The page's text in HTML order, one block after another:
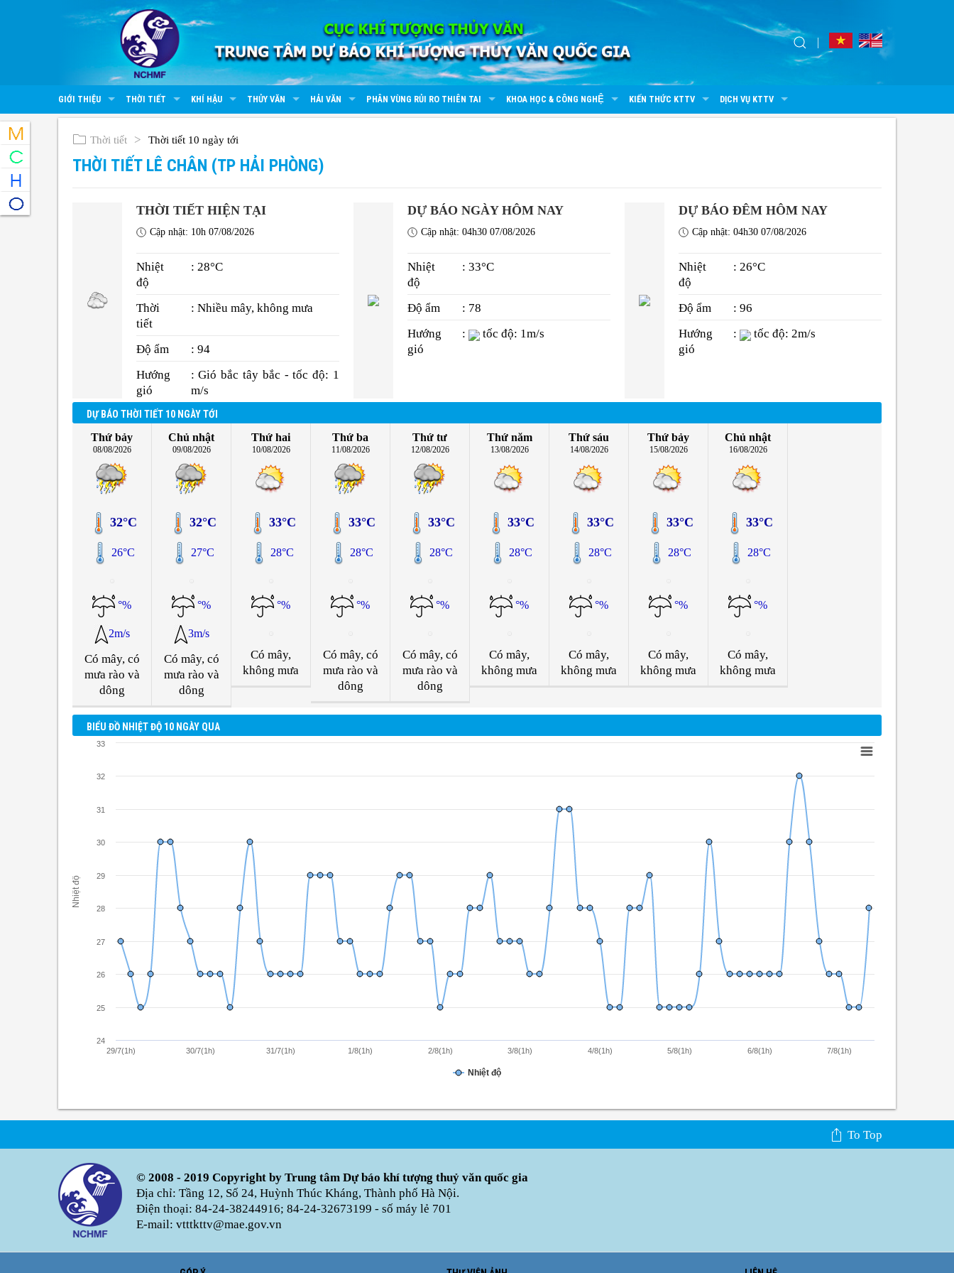
GIỚI THIỆU THỜI TIẾT KHÍ HẬU THỦY VĂN HẢI VĂN PHÂN VÙNG RỦI RO THIÊN TAI KHOA HỌC & CÔNG NGHỆ KIẾN THỨC KTTV DỊCH VỤ KTTV
Thời tiết Thời tiết 10 ngày tới
THỜI TIẾT LÊ CHÂN (TP HẢI PHÒNG)
THỜI TIẾT HIỆN TẠI
Cập nhật: 10h 07/08/2026
Nhiệt
độ
: 28°C
Thời
tiết
: Nhiều mây, không mưa
Độ ẩm
: 94
Hướng
gió
: Gió bắc tây bắc - tốc độ: 1
m/s
DỰ BÁO NGÀY HÔM NAY
Cập nhật: 04h30 07/08/2026
Nhiệt
độ
: 33°C
Độ ẩm
: 78
Hướng
gió
: tốc độ: 1m/s
DỰ BÁO ĐÊM HÔM NAY
Cập nhật: 04h30 07/08/2026
Nhiệt
độ
: 26°C
Độ ẩm
: 96
Hướng
gió
: tốc độ: 2m/s
DỰ BÁO THỜI TIẾT 10 NGÀY TỚI
Thứ bảy
08/08/2026
32°C
26°C
°%
2m/s
Có mây, có
mưa rào và
dông
Chủ nhật
09/08/2026
32°C
27°C
°%
3m/s
Có mây, có
mưa rào và
dông
Thứ hai
10/08/2026
33°C
28°C
°%
Có mây,
không mưa
Thứ ba
11/08/2026
33°C
28°C
°%
Có mây, có
mưa rào và
dông
Thứ tư
12/08/2026
33°C
28°C
°%
Có mây, có
mưa rào và
dông
Thứ năm
13/08/2026
33°C
28°C
°%
Có mây,
không mưa
Thứ sáu
14/08/2026
33°C
28°C
°%
Có mây,
không mưa
Thứ bảy
15/08/2026
33°C
28°C
°%
Có mây,
không mưa
Chủ nhật
16/08/2026
33°C
28°C
°%
Có mây,
không mưa
BIỂU ĐỒ NHIỆT ĐỘ 10 NGÀY QUA
Nhiệt độ
Nhiệt độ
29/7(1h) 30/7(1h) 31/7(1h) 1/8(1h) 2/8(1h) 3/8(1h) 4/8(1h) 5/8(1h) 6/8(1h) 7/8(1h)
24
25
26
27
28
29
30
31
32
33
To Top
© 2008 - 2019 Copyright by Trung tâm Dự báo khí tượng thuỷ văn quốc gia
Địa chỉ: Tầng 12, Số 24, Huỳnh Thúc Kháng, Thành phố Hà Nội.
Điện thoại: 84-24-38244916; 84-24-32673199 - số máy lẻ 701
E-mail: vtttkttv@mae.gov.vn